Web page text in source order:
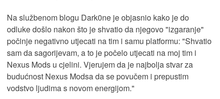
Na službenom blogu Dark0ne je objasnio kako je do
odluke došlo nakon što je shvatio da njegovo "izgaranje"
počinje negativno utjecati na tim i samu platformu: "Shvatio
sam da sagorijevam, a to je počelo utjecati na moj tim i
Nexus Mods u cjelini. Vjerujem da je najbolja stvar za
budućnost Nexus Modsa da se povučem i prepustim
vodstvo ljudima s novom energijom."